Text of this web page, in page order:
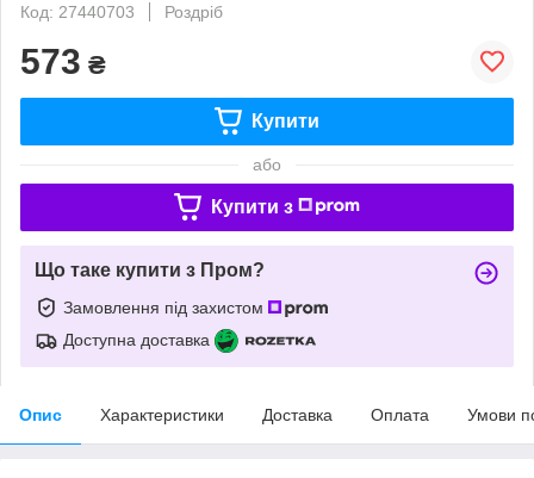
Код: 27440703
Роздріб
573 ₴
Купити
або
Купити з
Що таке купити з Пром?
Замовлення під захистом
Доступна доставка
Опис Характеристики Доставка Оплата Умови